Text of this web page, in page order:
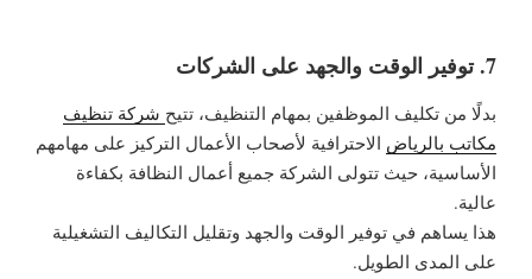
7. توفير الوقت والجهد على الشركات
بدلًا من تكليف الموظفين بمهام التنظيف، تتيح شركة تنظيف
مكاتب بالرياض الاحترافية لأصحاب الأعمال التركيز على مهامهم
الأساسية، حيث تتولى الشركة جميع أعمال النظافة بكفاءة
عالية.
هذا يساهم في توفير الوقت والجهد وتقليل التكاليف التشغيلية
على المدى الطويل.